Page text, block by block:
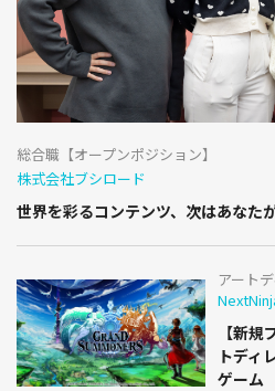
総合職【オープンポジション】
株式会社ブシロード
世界を彩るコンテンツ、次はあなた
アート
【新
トディ
ゲーム